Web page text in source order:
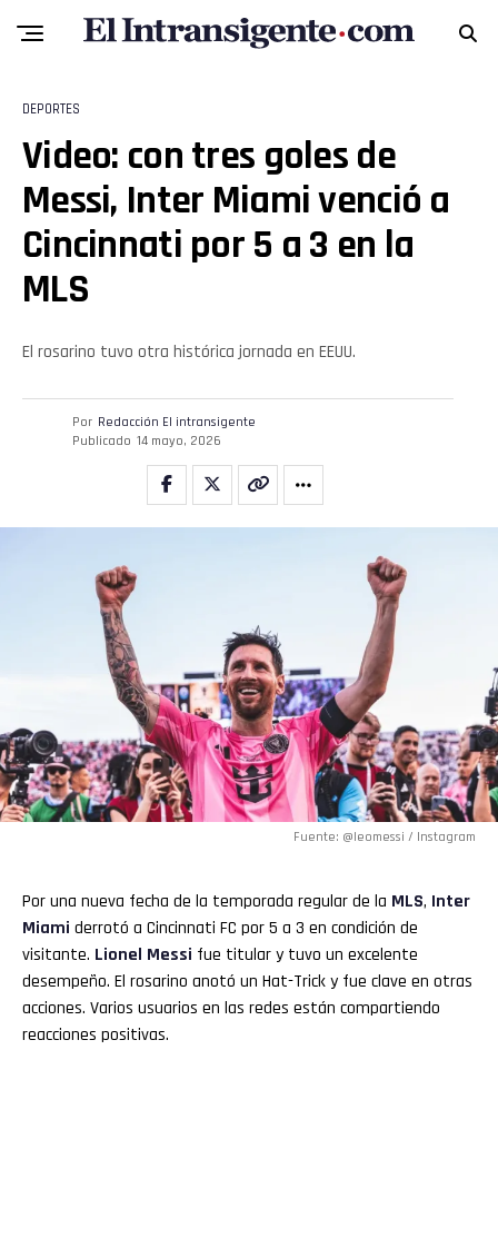
DEPORTES
Video: con tres goles de
Messi, Inter Miami venció a
Cincinnati por 5 a 3 en la
MLS
El rosarino tuvo otra histórica jornada en EEUU.
Por Redacción El intransigente
Publicado 14 mayo, 2026
Fuente: @leomessi / Instagram
Por una nueva fecha de la temporada regular de la MLS, Inter
Miami derrotó a Cincinnati FC por 5 a 3 en condición de
visitante. Lionel Messi fue titular y tuvo un excelente
desempeño. El rosarino anotó un Hat-Trick y fue clave en otras
acciones. Varios usuarios en las redes están compartiendo
reacciones positivas.
Reddit
Whatsapp
Email